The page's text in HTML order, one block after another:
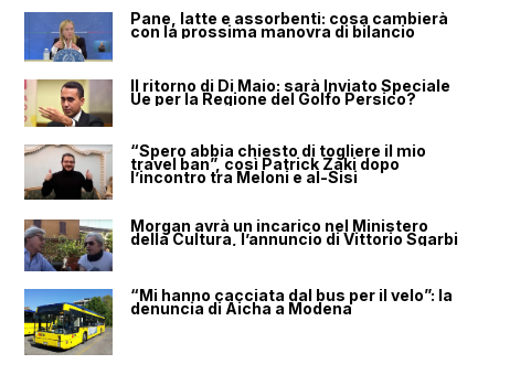
Pane, latte e assorbenti: cosa cambierà
con la prossima manovra di bilancio
Il ritorno di Di Maio: sarà Inviato Speciale
Ue per la Regione del Golfo Persico?
“Spero abbia chiesto di togliere il mio
travel ban”, così Patrick Zaki dopo
l’incontro tra Meloni e al-Sisi
Morgan avrà un incarico nel Ministero
della Cultura, l’annuncio di Vittorio Sgarbi
“Mi hanno cacciata dal bus per il velo”: la
denuncia di Aicha a Modena